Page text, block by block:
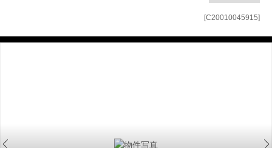
[C20010045915]